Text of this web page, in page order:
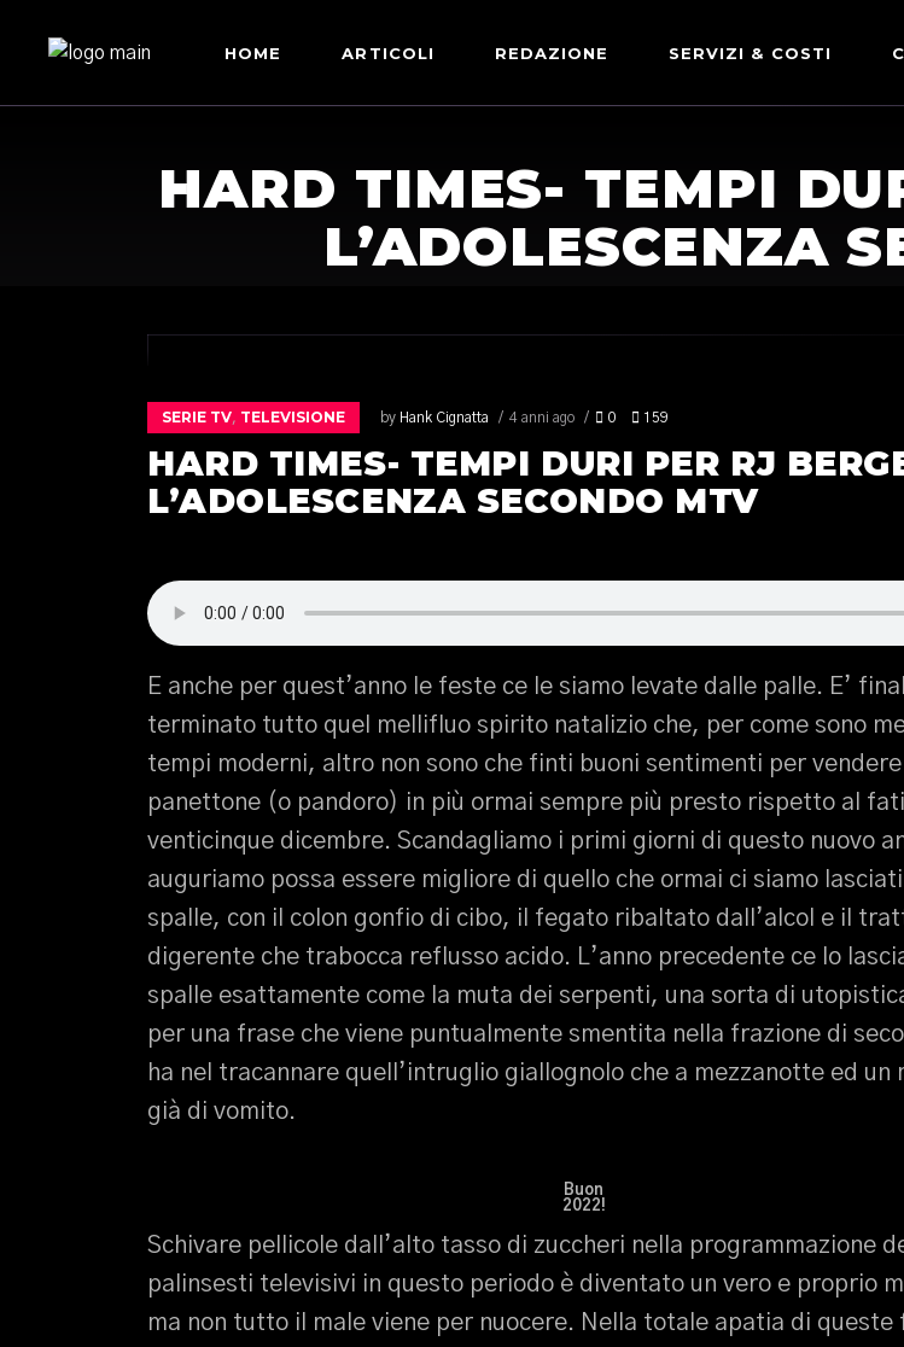
HOME ARTICOLI REDAZIONE SERVIZI & COSTI
LE NOSTRE PARTNERSHIP
COMUNICAZIONE EXPRESS
HARD TIMES- TEMPI
L’ADOLESCENZA
SERIE TV, TELEVISIONE by Hank Cignatta 4 anni ago 0 159
HARD TIMES- TEMPI DURI PER RJ
L’ADOLESCENZA SECONDO MTV
E anche per quest’anno le feste ce le siamo levate dalle palle. E’
terminato tutto quel mellifluo spirito natalizio che, per come sono
tempi moderni, altro non sono che finti buoni sentimenti per
panettone (o pandoro) in più ormai sempre più presto rispetto al
venticinque dicembre. Scandagliamo i primi giorni di questo nuovo
auguriamo possa essere migliore di quello che ormai ci siamo
spalle, con il colon gonfio di cibo, il fegato ribaltato dall’alcol e il
digerente che trabocca reflusso acido. L’anno precedente ce lo
spalle esattamente come la muta dei serpenti, una sorta di
per una frase che viene puntualmente smentita nella frazione di
ha nel tracannare quell’intruglio giallognolo che a mezzanotte ed un
già di vomito.
Buon
2022!
Schivare pellicole dall’alto tasso di zuccheri nella programmazione
palinsesti televisivi in questo periodo è diventato un vero e proprio
ma non tutto il male viene per nuocere. Nella totale apatia di queste